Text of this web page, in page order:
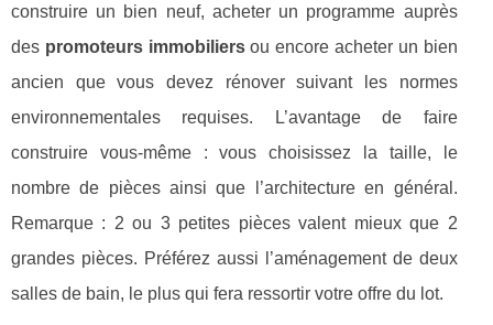
construire un bien neuf, acheter un programme auprès
des promoteurs immobiliersou encore acheter un bien
ancien que vous devez rénover suivant les normes
environnementales requises. L’avantage de faire
construire vous-même : vous choisissez la taille, le
nombre de pièces ainsi que l’architecture en général.
Remarque : 2 ou 3 petites pièces valent mieux que 2
grandes pièces. Préférez aussi l’aménagement de deux
salles de bain, le plus qui fera ressortir votre offre du lot.